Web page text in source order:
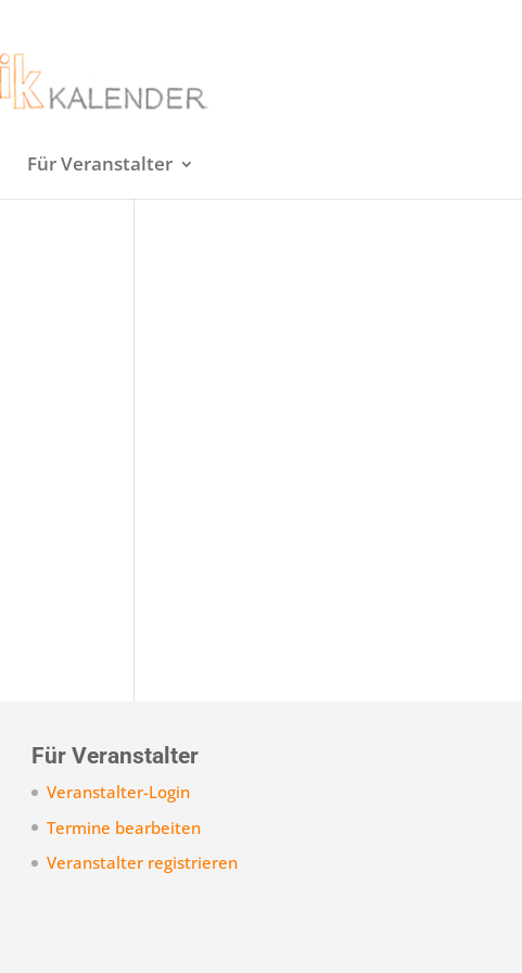
Für Veranstalter
Für Veranstalter
Veranstalter-Login
Termine bearbeiten
Veranstalter registrieren